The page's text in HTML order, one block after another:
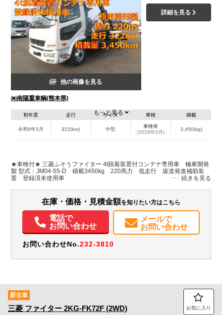
他の画像を見る
㈱南陽重車輌(熊本県)
詳細を見る
初年度
令和8年3月
走行
322(km)
サイズ
中型
車検
車検有
(2028年3月)
積載
3,450(kg)
熊本県
W:2,210
H:2,410
無
パワステ パワーウィンドウ 電動格納ミラー
バックモニター
取扱説明書（一部含む）
メンテナンスノート（保証書） PMマフラー
もっと見る
★車検付★ 三菱ふそうファイター 4t脱着装置付コンテナ専用車 極東開発
製 型式：JM04-55-D 積載3450kg 220馬力 低走行 坂道発進補助装
置 登録済未使用車
在庫・価格・見積金額を知りたい方はこちら
電話で
お問い合わせ
メールで
お問い合わせ
お問い合わせNo.232-3810
新古車
三菱 ファイター 2KG-FK72F (2WD) お気に入り